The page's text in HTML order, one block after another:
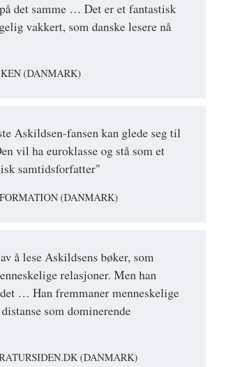
det samme … Det er et fantastisk
vakkert, som danske lesere nå
(DANMARK)
Askildsen-fansen kan glede seg til
vil ha euroklasse og stå som et
samtidsforfatter"
(DANMARK)
å lese Askildsens bøker, som
relasjoner. Men han
… Han fremmaner menneskelige
som dominerende
(DANMARK)